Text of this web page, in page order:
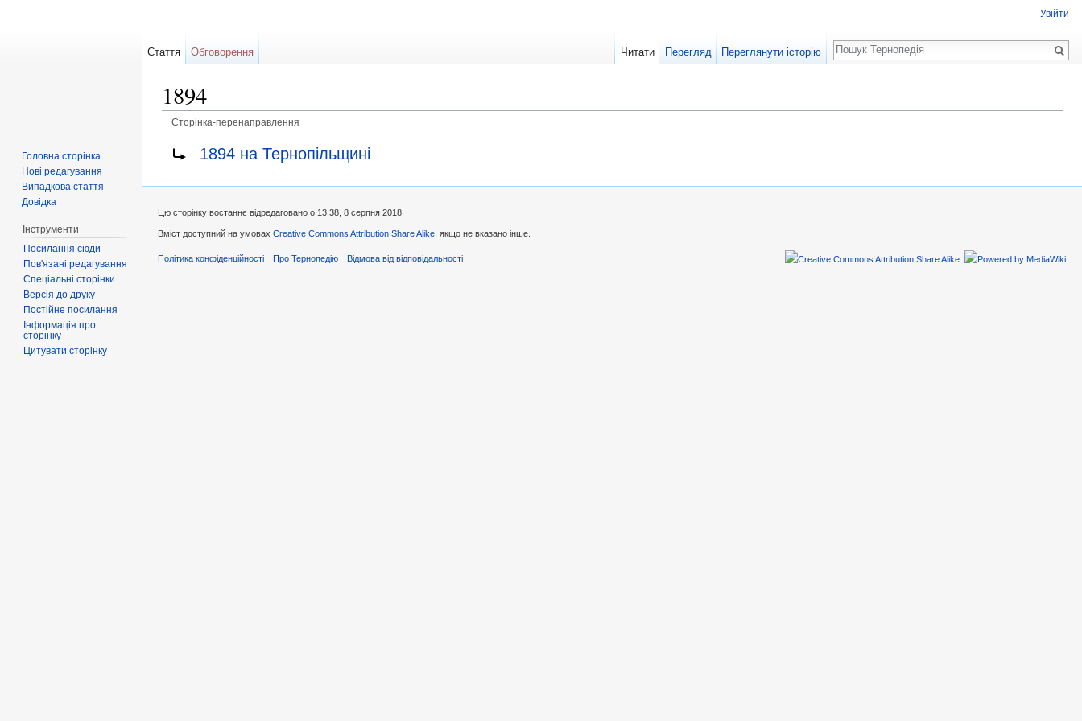
1894
Сторінка-перенаправлення
Перенаправити на:
1894 на Тернопільщині
Увійти
Стаття Обговорення Читати Перегляд Переглянути історію
Пошук
Головна сторінка
Нові редагування
Випадкова стаття
Довідка
Інструменти
Посилання сюди
Пов'язані редагування
Спеціальні сторінки
Версія до друку
Постійне посилання
Інформація про
сторінку
Цитувати сторінку
Цю сторінку востаннє відредаговано о 13:38, 8 серпня 2018.
Вміст доступний на умовах Creative Commons Attribution Share Alike, якщо не вказано інше.
Політика конфіденційності Про Тернопедію Відмова від відповідальності